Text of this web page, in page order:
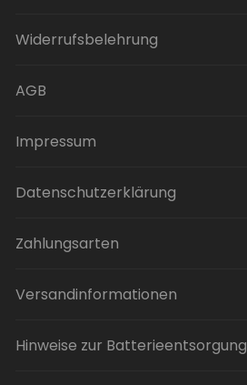
Widerrufsbelehrung
AGB
Impressum
Datenschutzerklärung
Zahlungsarten
Versandinformationen
Hinweise zur Batterieentsorgung